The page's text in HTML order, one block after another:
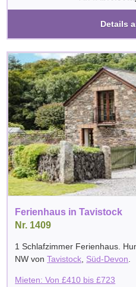
Details
Ferienhaus in Tavistock
Nr. 1409
1 Schlafzimmer Ferienhaus.
NW vonTavistock Süd-Devon
Mieten: Von£410 bis£723